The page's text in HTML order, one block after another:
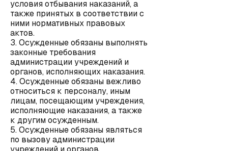
условия отбывания наказаний, а
также принятых в соответствии с
ними нормативных правовых
актов.
3. Осужденные обязаны выполнять
законные требования
администрации учреждений и
органов, исполняющих наказания.
4. Осужденные обязаны вежливо
относиться к персоналу, иным
лицам, посещающим учреждения,
исполняющие наказания, а также
к другим осужденным.
5. Осужденные обязаны являться
по вызову администрации